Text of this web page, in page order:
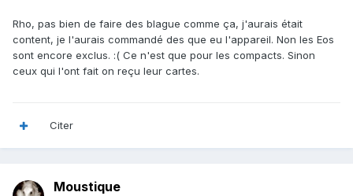
Rho, pas bien de faire des blague comme ça, j'aurais était
content, je l'aurais commandé des que eu l'appareil. Non les Eos
sont encore exclus. :( Ce n'est que pour les compacts. Sinon
ceux qui l'ont fait on reçu leur cartes.
Citer
Moustique